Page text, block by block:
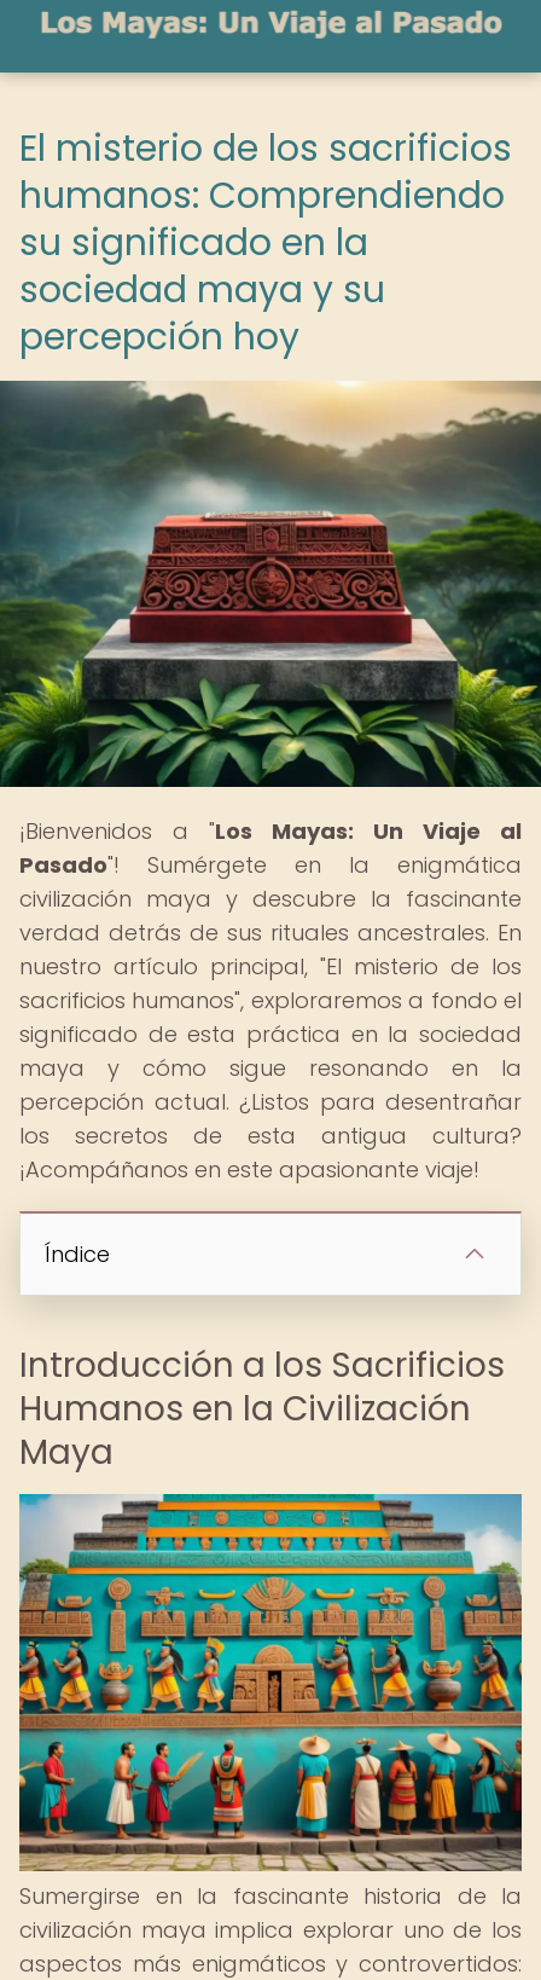
El misterio de los sacrificios
humanos: Comprendiendo
su significado en la
sociedad maya y su
percepción hoy
¡Bienvenidos a "Los Mayas: Un Viaje al
Pasado"! Sumérgete en la enigmática
civilización maya y descubre la fascinante
verdad detrás de sus rituales ancestrales. En
nuestro artículo principal, "El misterio de los
sacrificios humanos", exploraremos a fondo el
significado de esta práctica en la sociedad
maya y cómo sigue resonando en la
percepción actual. ¿Listos para desentrañar
los secretos de esta antigua cultura?
¡Acompáñanos en este apasionante viaje!
Índice
Introducción a los Sacrificios
Humanos en la Civilización
Maya
Sumergirse en la fascinante historia de la
civilización maya implica explorar uno de los
aspectos más enigmáticos y controvertidos: